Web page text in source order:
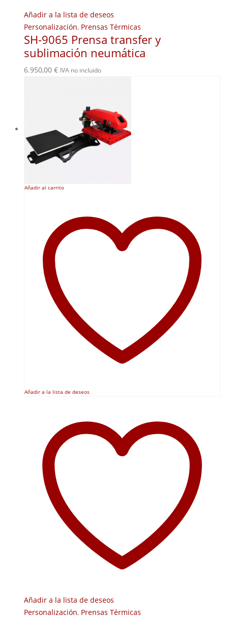
Añadir a la lista de deseos
Personalización, Prensas Térmicas
SH-9065 Prensa transfer y
sublimación neumática
6.950,00 € IVA no incluido
Añadir al carrito
Añadir a la lista de deseos
Añadir a la lista de deseos
Personalización, Prensas Térmicas